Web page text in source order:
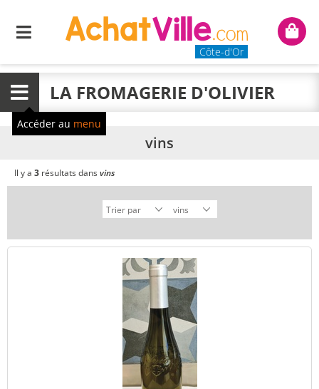
Menu
Côte-d'Or
Mon
Menu LA FROMAGERIE D'OLIVIER
Accéder au menu
vins
Il y a 3 résultats dansvins